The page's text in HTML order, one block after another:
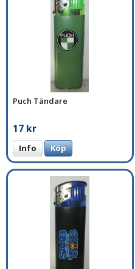
Puch Tändare
17 kr
Info Köp